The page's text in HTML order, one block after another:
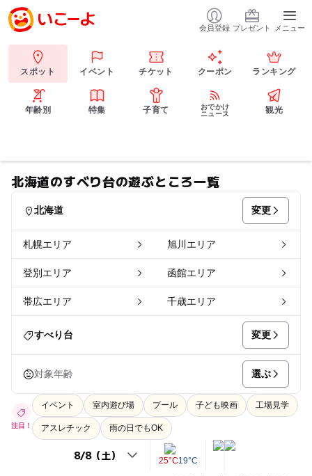
会員登録 プレゼント メニュー
スポット イベント チケット クーポン ランキング
年齢別 特集 子育て
おでかけ
ニュース
観光
北海道のすべり台の遊ぶところ一覧
北海道 変更
札幌エリア 旭川エリア
登別エリア 函館エリア
帯広エリア 千歳エリア
すべり台 変更
対象年齢 選ぶ
注目！
イベント 室内遊び場 プール 子ども映画 工場見学
アスレチック 雨の日でもOK
25°C19°C